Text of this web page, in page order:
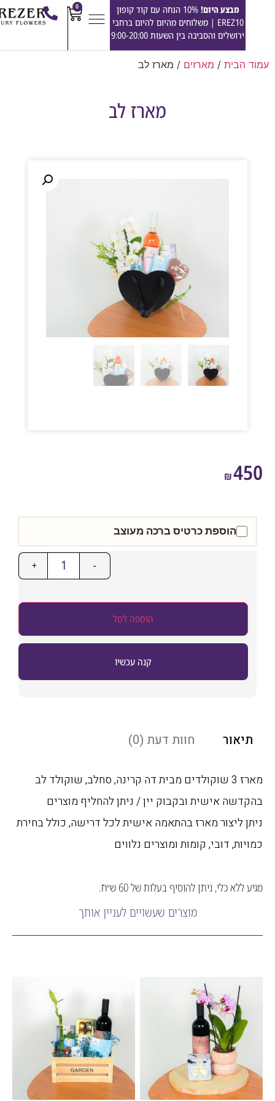
מבצע היום!
10% הנחה עם קוד קופון
EREZ10 | משלוחים מהיום להיום ברחבי
ירושלים והסביבה בין השעות 9:00-20:00
/מארזים/ מארז לב
מארז לב
₪
הוספת כרטיס ברכה מעוצב
+
הוספה לסל
קנה עכשיו
חוות דעת (0)
מארז 3 שוקולדים מבית דה קרינה, סחלב, שוקולד לב
אישית ובקבוק יין / ניתן להחליף מוצרים
ליצור מארז בהתאמה אישית לכל דרישה, כולל בחירת
דובי, קומות ומוצרים נלווים
כלי, ניתן להוסיף בעלות של 60 ש״ח.
מוצרים שעשויים לעניין אותך